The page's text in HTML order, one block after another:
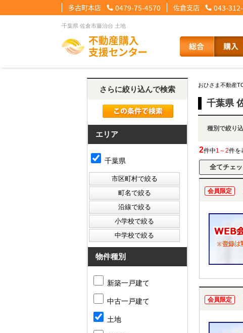
千葉県 佐倉市藤治台 土地
多古町本店 0479-75-4570 佐倉支店 043-
【住宅ローンメニュー】
住宅ローンに強い理由 住宅ローン裏話
【会社情報メニュー】
会社概要 スタッフ紹介 スタッ
その他の事業紹介 健康経営優良法人2025
【お問合せメニュー】
メール問合せ LINE問合せ 来店
おひさま不動産
千葉県
種別で
2件中1～2件を
会員限定
会員限定
さらに絞り込んで検索
エリア
千葉県
物件種別
新築一戸建て
中古一戸建て
土地